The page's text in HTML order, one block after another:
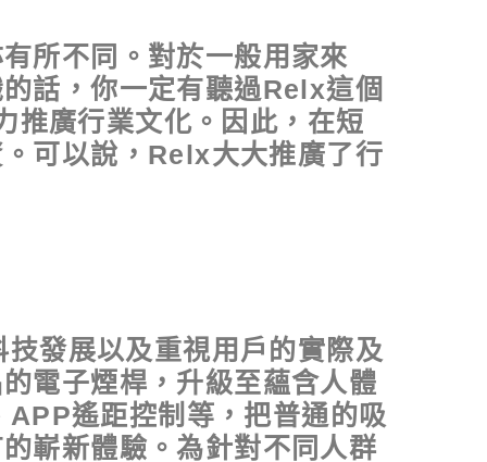
所不同。對於一般用家來
話，你一定有聽過Relx這個
推廣行業文化。因此，在短
可以說，Relx大大推廣了行
發展以及重視用戶的實際及
電子煙桿，升級至蘊含人體
遙距控制等，把普通的吸
嶄新體驗。為針對不同人群